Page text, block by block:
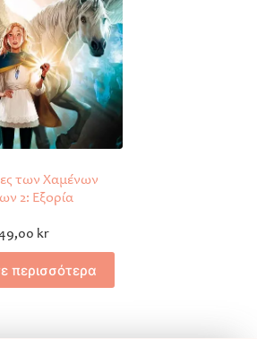
των Χαμένων
2: Εξορία
kr
περισσότερα